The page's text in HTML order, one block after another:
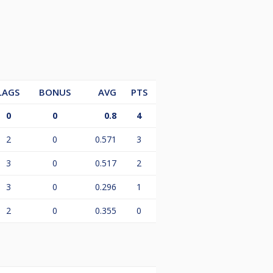
BONUS AVG PTS
0 0 0.8 4
2 0 0.571 3
3 0 0.517 2
3 0 0.296 1
2 0 0.355 0